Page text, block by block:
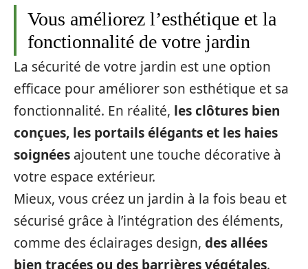
Vous améliorez l’esthétique et la
fonctionnalité de votre jardin
La sécurité de votre jardin est une option
efficace pour améliorer son esthétique et sa
fonctionnalité. En réalité, les clôtures bien
conçues, les portails élégants et les haies
soignées ajoutent une touche décorative à
votre espace extérieur.
Mieux, vous créez un jardin à la fois beau et
sécurisé grâce à l’intégration des éléments,
comme des éclairages design, des allées
bien tracées ou des barrières végétales.